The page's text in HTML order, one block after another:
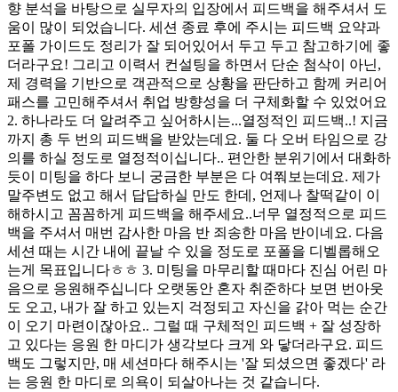
향 분석을 바탕으로 실무자의 입장에서 피드백을 해주셔서 도
움이 많이 되었습니다. 세션 종료 후에 주시는 피드백 요약과
포폴 가이드도 정리가 잘 되어있어서 두고 두고 참고하기에 좋
더라구요! 그리고 이력서 컨설팅을 하면서 단순 첨삭이 아닌,
제 경력을 기반으로 객관적으로 상황을 판단하고 함께 커리어
패스를 고민해주셔서 취업 방향성을 더 구체화할 수 있었어요
2. 하나라도 더 알려주고 싶어하시는...열정적인 피드백..! 지금
까지 총 두 번의 피드백을 받았는데요. 둘 다 오버 타임으로 강
의를 하실 정도로 열정적이십니다.. 편안한 분위기에서 대화하
듯이 미팅을 하다 보니 궁금한 부분은 다 여쭤보는데요. 제가
말주변도 없고 해서 답답하실 만도 한데, 언제나 찰떡같이 이
해하시고 꼼꼼하게 피드백을 해주세요..너무 열정적으로 피드
백을 주셔서 매번 감사한 마음 반 죄송한 마음 반이네요. 다음
세션 때는 시간 내에 끝날 수 있을 정도로 포폴을 디벨롭해오
는게 목표입니다ㅎㅎ 3. 미팅을 마무리할 때마다 진심 어린 마
음으로 응원해주십니다 오랫동안 혼자 취준하다 보면 번아웃
도 오고, 내가 잘 하고 있는지 걱정되고 자신을 갉아 먹는 순간
이 오기 마련이잖아요.. 그럴 때 구체적인 피드백 + 잘 성장하
고 있다는 응원 한 마디가 생각보다 크게 와 닿더라구요. 피드
백도 그렇지만, 매 세션마다 해주시는 '잘 되셨으면 좋겠다' 라
는 응원 한 마디로 의욕이 되살아나는 것 같습니다.